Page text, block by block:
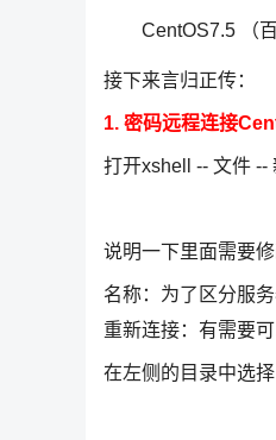
CentOS7.5 （百
接下来言归正传：
1. 密码远程连接
打开xshell -- 文件 --
说明一下里面需要
名称：为了区分服
重新连接：有需要
在左侧的目录中选